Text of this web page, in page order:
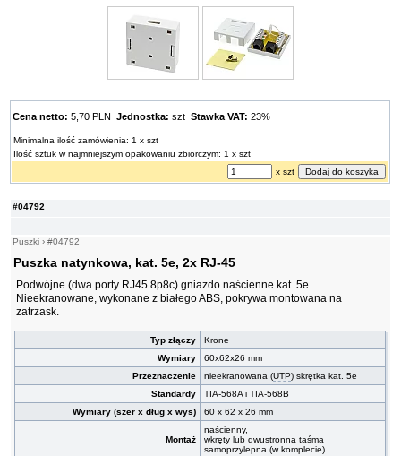
#04792
Puszki ›#04792
Puszka natynkowa, kat. 5e, 2x RJ-45
Podwójne (dwa porty RJ45 8p8c) gniazdo naścienne kat. 5e.
Nieekranowane, wykonane z białego ABS, pokrywa montowana na
zatrzask.
Typ złączy
Krone
Wymiary
60x62x26 mm
Przeznaczenie
nieekranowana (UTP) skrętka kat. 5e
Standardy
TIA-568A i TIA-568B
Wymiary (szer x dług x wys)
60 x 62 x 26 mm
Montaż
naścienny,
wkręty lub dwustronna taśma
samoprzylepna (w komplecie)
Cena netto: 5,70 PLNJednostka: sztStawka VAT: 23%
Minimalna ilość zamówienia: 1 x szt
Ilość sztuk w najmniejszym opakowaniu zbiorczym: 1 x szt
x szt